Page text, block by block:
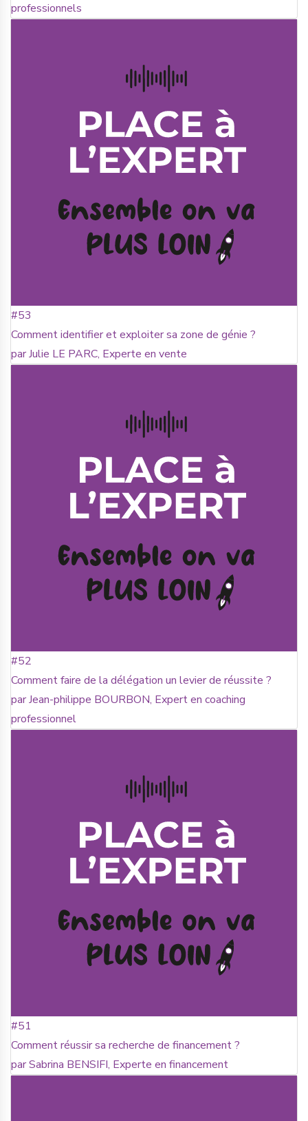
professionnels
#53
Comment identifier et exploiter sa zone de génie ?
par Julie LE PARC, Experte en vente
#52
Comment faire de la délégation un levier de réussite ?
par Jean-philippe BOURBON, Expert en coaching
professionnel
#51
Comment réussir sa recherche de financement ?
par Sabrina BENSIFI, Experte en financement